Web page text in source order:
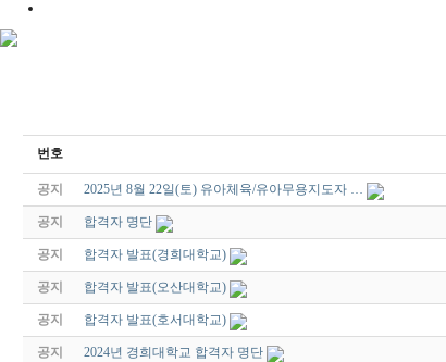
번호
공지 2025년 8월 22일(토) 유아체육/유아무용지도자 …
공지 합격자 명단
공지 합격자 발표(경희대학교)
공지 합격자 발표(오산대학교)
공지 합격자 발표(호서대학교)
공지 2024년 경희대학교 합격자 명단